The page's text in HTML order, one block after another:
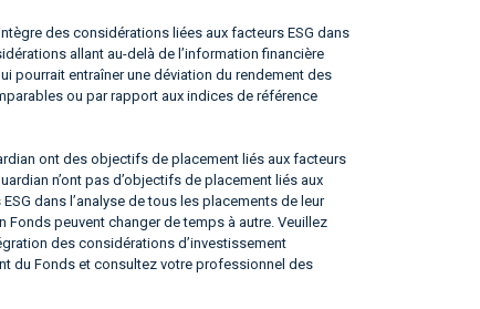
des considérations liées aux facteurs ESG dans
allant au-delà de l’information financière
pourrait entraîner une déviation du rendement des
ou par rapport aux indices de référence
ont des objectifs de placement liés aux facteurs
n’ont pas d’objectifs de placement liés aux
dans l’analyse de tous les placements de leur
Fonds peuvent changer de temps à autre. Veuillez
des considérations d’investissement
du Fonds et consultez votre professionnel des